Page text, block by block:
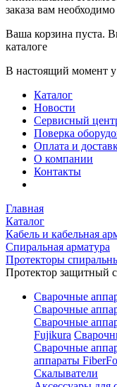
заказа вам
Ваша корзина пуста.
каталоге
В настоящий момент
Каталог
Новости
Сервисный
Поверка
Оплата и
О компании
Контакты
Главная
Каталог
Кабель и кабельная
Спиральная арматура
Протекторы
Протектор защитный
Сварочные
Сварочные
Сварочные
Fujikura
Сварочные
аппараты
Скалыватели